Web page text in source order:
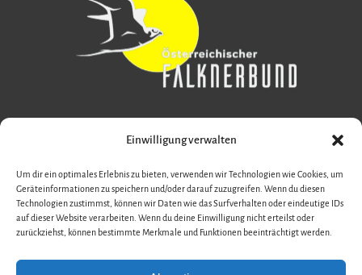
Einwilligung verwalten
Um dir ein optimales Erlebnis zu bieten, verwenden wir Technologien wie Cookies, um
Geräteinformationen zu speichern und/oder darauf zuzugreifen. Wenn du diesen
Technologien zustimmst, können wir Daten wie das Surfverhalten oder eindeutige IDs
auf dieser Website verarbeiten. Wenn du deine Einwilligung nicht erteilst oder
zurückziehst, können bestimmte Merkmale und Funktionen beeinträchtigt werden.